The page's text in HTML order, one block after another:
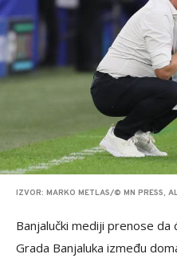
IZVOR: MARKO METLAS/© MN PRESS,
Banjalučki mediji prenose da
Grada Banjaluka između